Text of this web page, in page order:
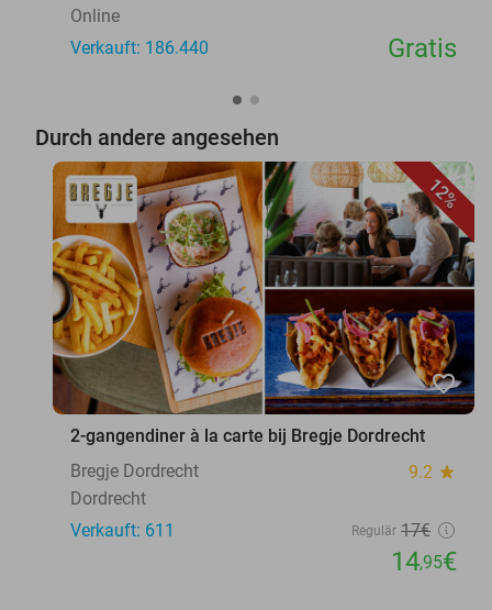
Online
Verkauft: 186.440
Gratis
Durch andere angesehen
12%
favorite_border
2-gangendiner à la carte bij Bregje Dordrecht
Bregje Dordrecht
9.2 star
Dordrecht
Verkauft: 611
Regulär 17€
14,95€